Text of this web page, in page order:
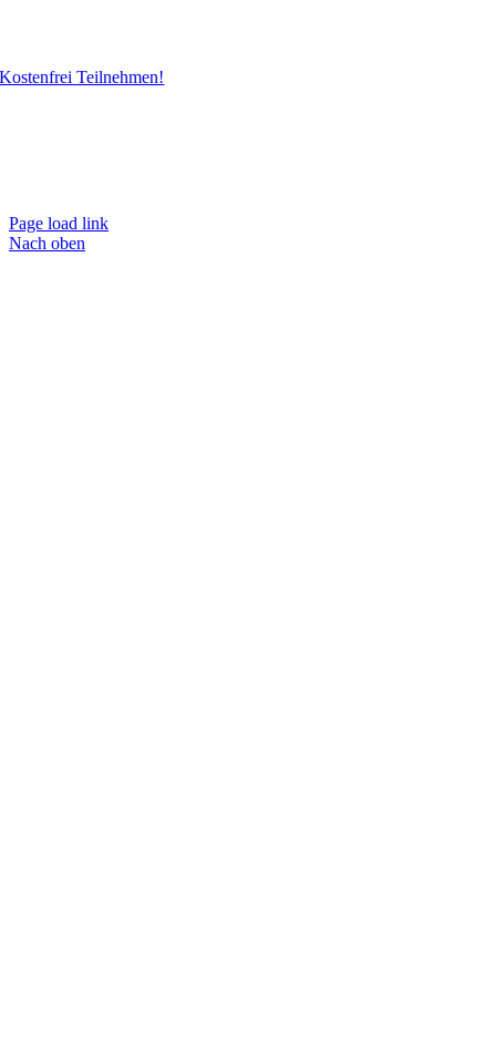
Kostenfrei Teilnehmen!
Page load link
Nach oben